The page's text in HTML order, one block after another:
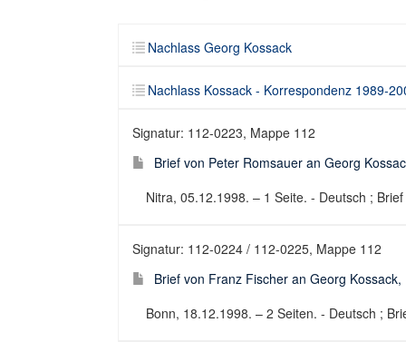
Nachlass Georg Kossack
Nachlass Kossack - Korrespondenz 1989-
Signatur: 112-0223, Mappe 112
Brief von Peter Romsauer an Georg
Nitra, 05.12.1998. – 1 Seite. - Deutsch ;
Signatur: 112-0224 / 112-0225, Mappe 112
Brief von Franz Fischer an Georg
Bonn, 18.12.1998. – 2 Seiten. - Deutsch ;